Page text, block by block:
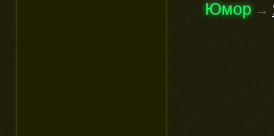
Юмор →